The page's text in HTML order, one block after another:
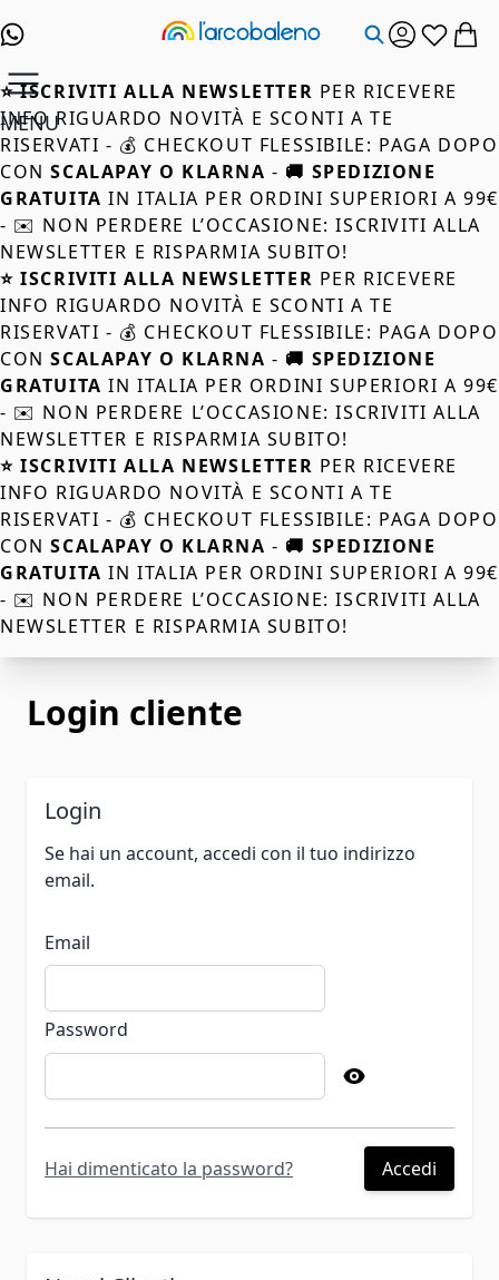
MENU
⭐ ISCRIVITI ALLA NEWSLETTER PER RICEVERE
INFO RIGUARDO NOVITÀ E SCONTI A TE
RISERVATI - 💰 CHECKOUT FLESSIBILE: PAGA DOPO
CONSCALAPAY O KLARNA - 🚚 SPEDIZIONE
GRATUITA IN ITALIA PER ORDINI SUPERIORI A 99€
- ✉️ NON PERDERE L’OCCASIONE: ISCRIVITI ALLA
NEWSLETTER E RISPARMIA SUBITO!
⭐ ISCRIVITI ALLA NEWSLETTER PER RICEVERE
INFO RIGUARDO NOVITÀ E SCONTI A TE
RISERVATI - 💰 CHECKOUT FLESSIBILE: PAGA DOPO
CONSCALAPAY O KLARNA - 🚚 SPEDIZIONE
GRATUITA IN ITALIA PER ORDINI SUPERIORI A 99€
- ✉️ NON PERDERE L’OCCASIONE: ISCRIVITI ALLA
NEWSLETTER E RISPARMIA SUBITO!
⭐ ISCRIVITI ALLA NEWSLETTER PER RICEVERE
INFO RIGUARDO NOVITÀ E SCONTI A TE
RISERVATI - 💰 CHECKOUT FLESSIBILE: PAGA DOPO
CONSCALAPAY O KLARNA - 🚚 SPEDIZIONE
GRATUITA IN ITALIA PER ORDINI SUPERIORI A 99€
- ✉️ NON PERDERE L’OCCASIONE: ISCRIVITI ALLA
NEWSLETTER E RISPARMIA SUBITO!
Login cliente
Login
Se hai un account, accedi con il tuo indirizzo
email.
Email
Password
Accedi
Hai dimenticato la password?